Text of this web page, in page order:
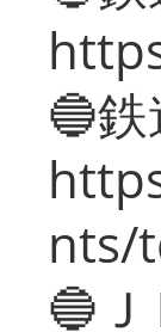
🔵
nts/
🔵